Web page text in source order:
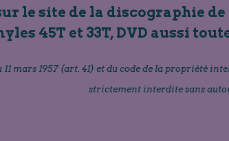
le site de la discographie
45T et 33T, DVD aussi
mars 1957 (art. 41) et du code de la propriété
strictement interdite sans